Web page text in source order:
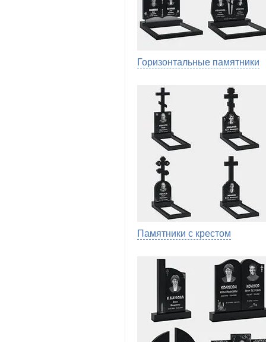
Горизонтальные памятники
Памятники с крестом